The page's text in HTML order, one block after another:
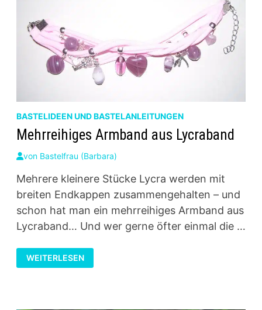
BASTELIDEEN UND BASTELANLEITUNGEN
Mehrreihiges Armband aus Lycraband
von Bastelfrau (Barbara)
Mehrere kleinere Stücke Lycra werden mit
breiten Endkappen zusammengehalten – und
schon hat man ein mehrreihiges Armband aus
Lycraband… Und wer gerne öfter einmal die …
MEHRREIHIGES
ARMBAND
AUS
WEITERLESEN